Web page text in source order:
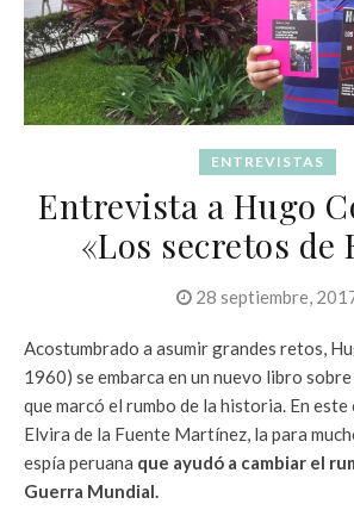
ENTREVISTAS
Entrevista a Hugo
«Los secretos de
28 septiembre,
Acostumbrado a asumir grandes retos,
1960) se embarca en un nuevo libro
que marcó el rumbo de la historia. En
Elvira de la Fuente Martínez, la para
espía peruana que ayudó a cambiar el
Guerra Mundial.